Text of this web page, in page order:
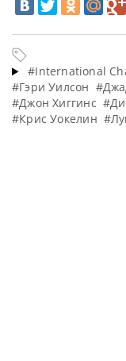
#International
#Гэри Уилсон
#Джон Хиггинс
#Крис Уокелин